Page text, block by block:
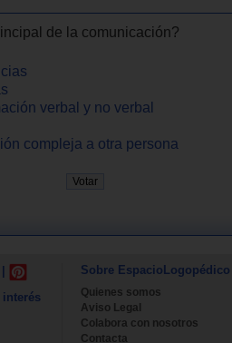
de la comunicación?
verbal y no verbal
compleja a otra persona
Sobre EspacioLogopédico
Quienes somos
Aviso Legal
Colabora con nosotros
Contacta